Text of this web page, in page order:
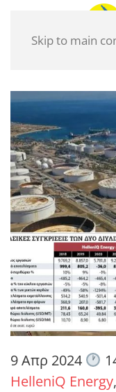
Skip to main
9 Απρ 2024
HelleniQ Energy,